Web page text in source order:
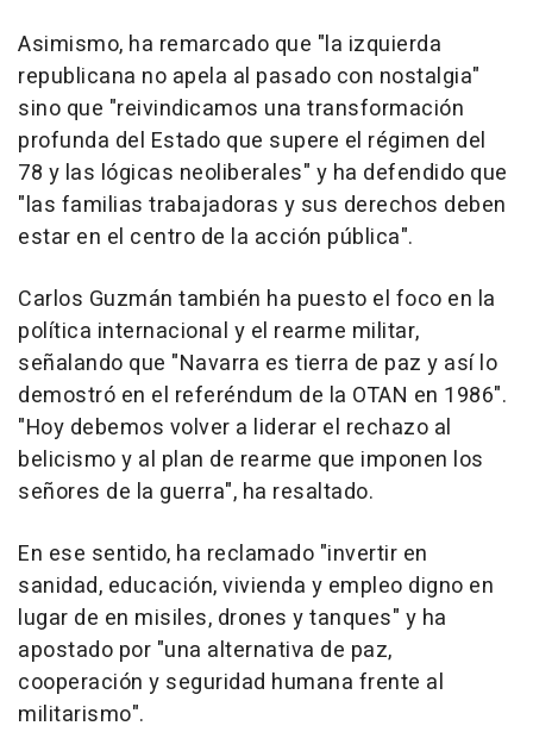
Asimismo, ha remarcado que "la izquierda
republicana no apela al pasado con nostalgia"
sino que "reivindicamos una transformación
profunda del Estado que supere el régimen del
78 y las lógicas neoliberales" y ha defendido que
"las familias trabajadoras y sus derechos deben
estar en el centro de la acción pública".
Carlos Guzmán también ha puesto el foco en la
política internacional y el rearme militar,
señalando que "Navarra es tierra de paz y así lo
demostró en el referéndum de la OTAN en 1986".
"Hoy debemos volver a liderar el rechazo al
belicismo y al plan de rearme que imponen los
señores de la guerra", ha resaltado.
En ese sentido, ha reclamado "invertir en
sanidad, educación, vivienda y empleo digno en
lugar de en misiles, drones y tanques" y ha
apostado por "una alternativa de paz,
cooperación y seguridad humana frente al
militarismo".